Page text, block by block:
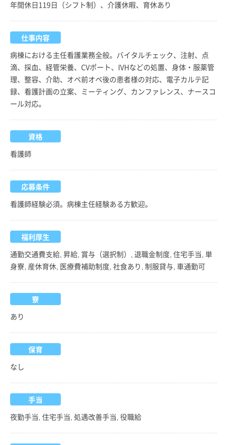
年間休日119日（シフト制）、介護休暇、育休あり
仕事内容
病棟における主任看護業務全般。バイタルチェック、注射、点
滴、採血、経管栄養、CVポート、IVHなどの処置、身体・服薬管
理、整容、介助、オペ前オペ後の患者様の対応、電子カルテ記
録、看護計画の立案、ミーティング、カンファレンス、ナースコ
ール対応。
資格
看護師
応募条件
看護師経験必須。病棟主任経験ある方歓迎。
福利厚生
通勤交通費支給, 昇給, 賞与（選択制）, 退職金制度, 住宅手当, 単
身寮, 産休育休, 医療費補助制度, 社食あり, 制服貸与, 車通勤可
寮
あり
保育
なし
手当
夜勤手当, 住宅手当, 処遇改善手当, 役職給